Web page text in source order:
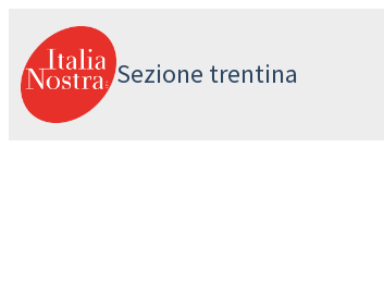
al
contenuto
Sezione trentina